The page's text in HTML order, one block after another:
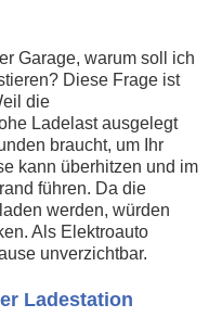
Garage, warum soll ich
Diese Frage ist
die
Ladelast ausgelegt
braucht, um Ihr
kann überhitzen und im
führen. Da die
werden, würden
Als Elektroauto
unverzichtbar.
Ladestation